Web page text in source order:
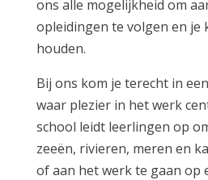
ons alle mogelijkheid om
opleidingen te volgen en je
houden.
Bij ons kom je terecht in
waar plezier in het werk
school leidt leerlingen op
zeeën, rivieren, meren en
of aan het werk te gaan op